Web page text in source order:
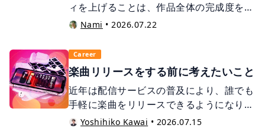
ィを上げることは、作品全体の完成度を高
めることに直結します。自身の作品をもう
とお考えの方は、一度レコーディング・ス
タジオの利用を検討してみると良いでしょ
う。 しかし、初めて利用する場合は、そ
の仕組みやシステムが分からず、敷居の高
さを感じている方も多いのではないでしょ
うか。 この記事では、レコーディング・
Nami •2026.07.22
Career
楽曲リリースをする前に考えたいこと
近年は配信サービスの普及により、誰でも
手軽に楽曲をリリースできるようになりま
した。しかし、作品を公開すること自体は
Yoshihiko Kawai • 2026.07.15